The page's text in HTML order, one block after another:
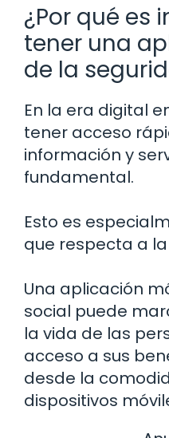
¿Por qué es
tener una
de la
En la era digital
tener acceso
información y
fundamental.
Esto es
que respecta a
Una aplicación
social puede
la vida de las
acceso a sus
desde la
dispositivos